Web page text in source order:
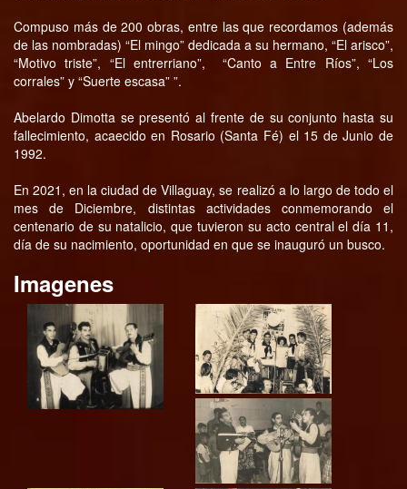
Compuso más de 200 obras, entre las que recordamos (además
de las nombradas) “El mingo” dedicada a su hermano, “El arisco”,
“Motivo triste”, “El entrerriano”, “Canto a Entre Ríos”, “Los
corrales” y “Suerte escasa” ”.
Abelardo Dimotta se presentó al frente de su conjunto hasta su
fallecimiento, acaecido en Rosario (Santa Fé) el 15 de Junio de
1992.
En 2021, en la ciudad de Villaguay, se realizó a lo largo de todo el
mes de Diciembre, distintas actividades conmemorando el
centenario de su natalicio, que tuvieron su acto central el día 11,
día de su nacimiento, oportunidad en que se inauguró un busco.
Imagenes